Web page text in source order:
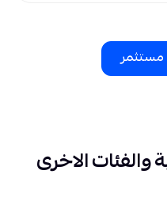
والفئات الاخرى